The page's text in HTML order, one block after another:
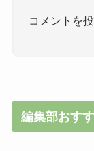
コメントを
編集部おす